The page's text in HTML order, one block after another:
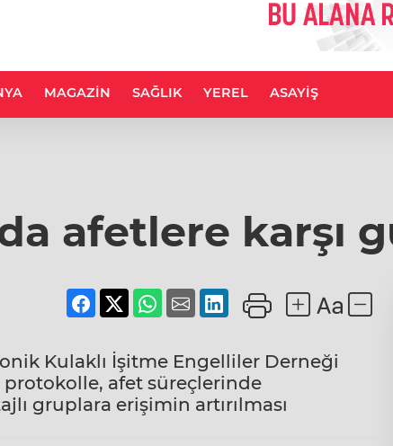
MAGAZİN SAĞLIK YEREL ASAYİŞ
afetlere karşı
Kulaklı İşitme Engelliler Derneği
protokolle, afet süreçlerinde
gruplara erişimin artırılması